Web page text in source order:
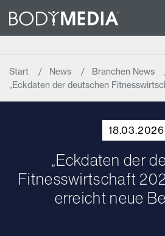
Start News
Branchen News
„Eckdaten der deutschen
18.03.2026
„Eckdaten der
Fitnesswirtschaft
erreicht neue